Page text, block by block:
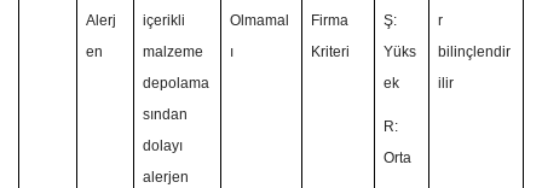
Alerj
en
içerikli
malzeme
depolama
sından
dolayı
alerjen
Olmamal
ı
Firma
Kriteri
Ş:
Yüks
ek
R:
Orta
r
bilinçlendir
ilir